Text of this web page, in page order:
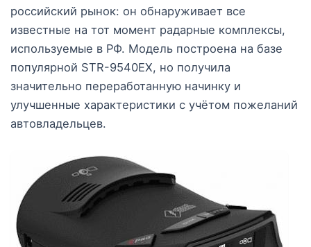
российский рынок: он обнаруживает все
известные на тот момент радарные комплексы,
используемые в РФ. Модель построена на базе
популярной STR-9540EX, но получила
значительно переработанную начинку и
улучшенные характеристики с учётом пожеланий
автовладельцев.